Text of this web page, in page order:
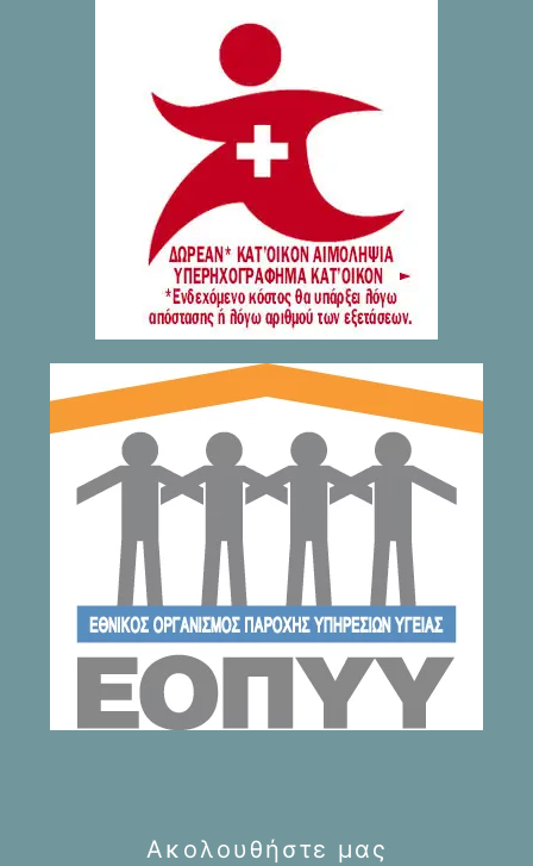
Ακολουθήστε μας